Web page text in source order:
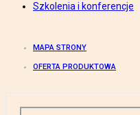
Szkolenia i konferencje
MAPA STRONY
OFERTA PRODUKTOWA